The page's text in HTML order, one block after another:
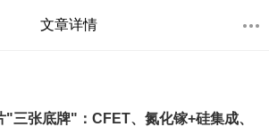
文章详情
三张底牌"：CFET、氮化镓+硅集成、